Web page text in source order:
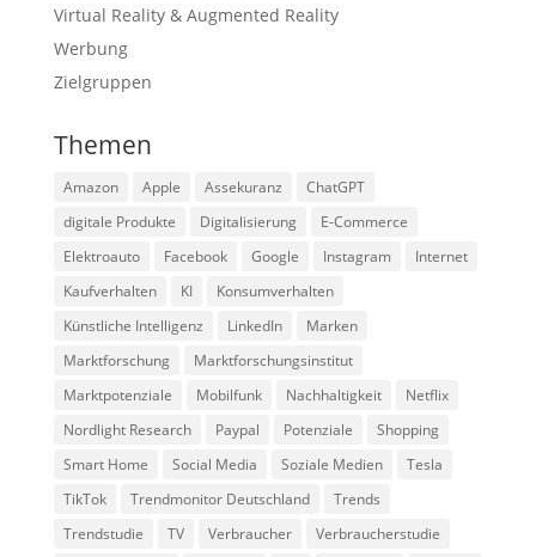
Virtual Reality & Augmented Reality
Werbung
Zielgruppen
Themen
Amazon Apple Assekuranz
ChatGPT
digitale Produkte
Digitalisierung
E-Commerce
Elektroauto
Facebook Google Instagram
Internet
Kaufverhalten
KI
Konsumverhalten
Künstliche Intelligenz
LinkedIn
Marken
Marktforschung
Marktforschungsinstitut
Marktpotenziale
Mobilfunk Nachhaltigkeit
Netflix
Nordlight Research
Paypal Potenziale
Shopping
Smart Home
Social Media Soziale Medien
Tesla
TikTok
Trendmonitor Deutschland
Trends
Trendstudie
TV Verbraucher
Verbraucherstudie